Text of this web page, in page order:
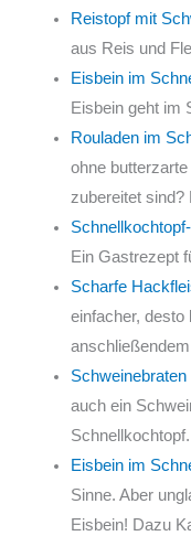
Reistopf mit
aus Reis und
Eisbein im
Eisbein geht im
Rouladen im
ohne
zubereitet sind?
Ein Gastrezept
Scharfe
einfacher,
auch ein
Schnellkochtopf.
Eisbein im
Sinne. Aber
Eisbein! Dazu